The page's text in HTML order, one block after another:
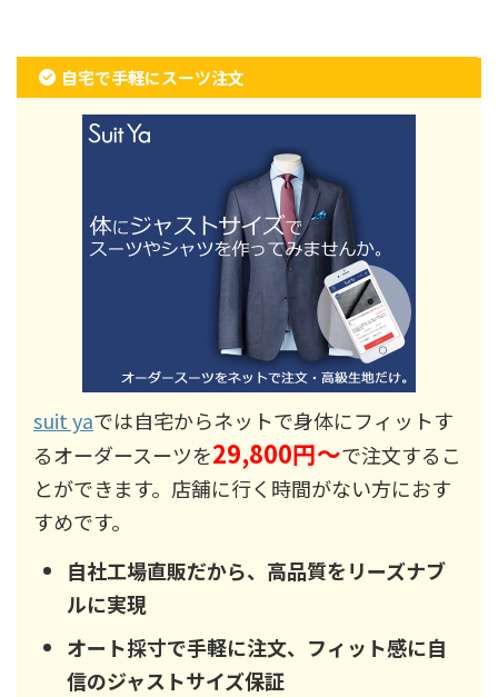
自宅で手軽にスーツ注文
suit yaでは自宅からネットで身体にフィットす
るオーダースーツを29,800円～で注文するこ
とができます。店舗に行く時間がない方におす
すめです。
自社工場直販だから、高品質をリーズナブ
ルに実現
オート採寸で手軽に注文、フィット感に自
信のジャストサイズ保証